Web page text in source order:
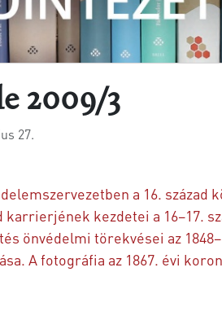
2009/3
27.
a 16. század
karrierjének kezdetei a 16–17.
önvédelmi törekvései az
A fotográfia az 1867. évi